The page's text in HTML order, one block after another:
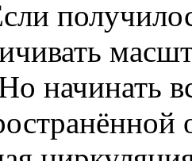
начинать